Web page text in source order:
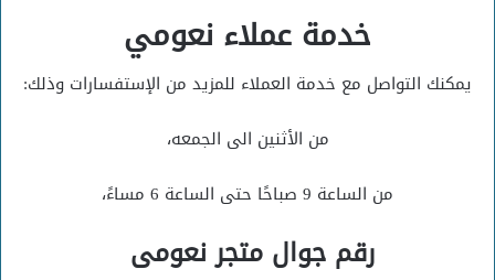
خدمة عملاء نعومي
يمكنك التواصل مع خدمة العملاء للمزيد من الإستفسارات وذلك:
من الأثنين الى الجمعه،
من الساعة 9 صباحًا حتى الساعة 6 مساءً،
رقم جوال متجر نعومى